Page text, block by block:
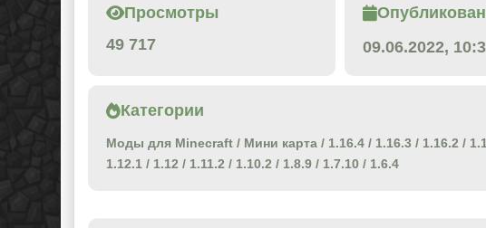
Просмотры
49 717
09.06.2022,
Категории
Моды для Minecraft / Мини карта / 1.16.4 / 1.16.3 / 1.16.2 /
1.12.1 / 1.12 / 1.11.2 / 1.10.2 / 1.8.9 / 1.7.10 / 1.6.4